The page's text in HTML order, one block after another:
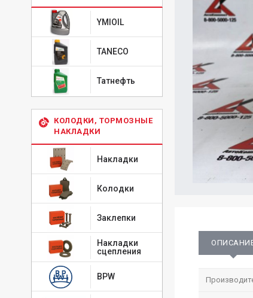
YMIOIL
TANECO
Татнефть
КОЛОДКИ, ТОРМОЗНЫЕ
НАКЛАДКИ
Накладки
Колодки
Заклепки
Накладки
сцепления
BPW